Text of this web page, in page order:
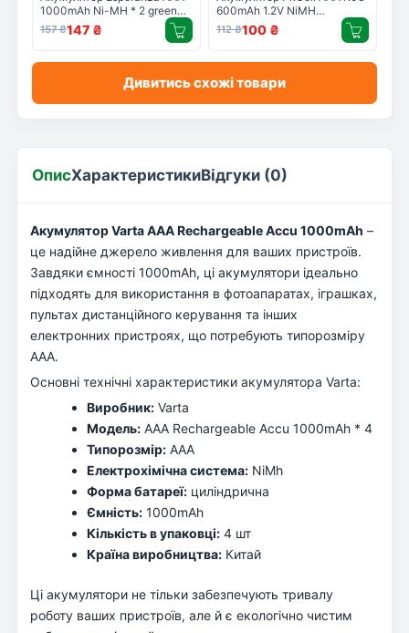
1000mAh Ni-MH * 2 green
(EZA101G)
157₴147 ₴
600mAh 1.2V NiMH
Rechargeable Battery, 2шт/
бл (PC/AAA600-2BR)
112₴100 ₴
Дивитись схожі товари
ОписХарактеристикиВідгуки (0)
Акумулятор Varta AAA Rechargeable Accu 1000mAh –
це надійне джерело живлення для ваших пристроїв.
Завдяки ємності 1000mAh, ці акумулятори ідеально
підходять для використання в фотоапаратах, іграшках,
пультах дистанційного керування та інших
електронних пристроях, що потребують типорозміру
AAA.
Основні технічні характеристики акумулятора Varta:
Виробник: Varta
Модель: AAA Rechargeable Accu 1000mAh * 4
Типорозмір: AAA
Електрохімічна система: NiMh
Форма батареї: циліндрична
Ємність: 1000mAh
Кількість в упаковці: 4 шт
Країна виробництва: Китай
Ці акумулятори не тільки забезпечують тривалу
роботу ваших пристроїв, але й є екологічно чистим